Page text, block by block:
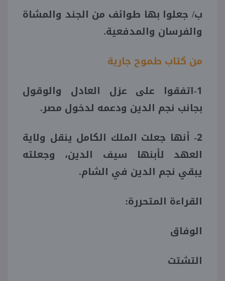
ب/ جعلوا بها طوائف من الجند والمشاة
والفرسان والمدفعية.
من كتاب طموح جارية
1-اتفقوا على عزل العادل والوقول
بجانب نجم الدين ودعمه لدخول مصر.
2- أنها جعلت الملك الكامل ينقل ولاية
العهد لأبنها سيف الدين، وجعلته
يبقي نجم الدين في الشام.
القراءة المتحررة:
الوفاق
التشتت